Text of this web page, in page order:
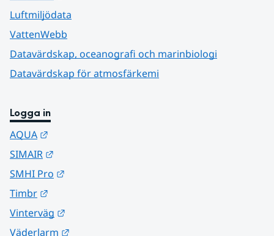
Luftmiljödata
VattenWebb
Datavärdskap, oceanografi och marinbiologi
Datavärdskap för atmosfärkemi
Logga in
AQUA
SIMAIR
SMHI Pro
Timbr
Vinterväg
Väderlarm